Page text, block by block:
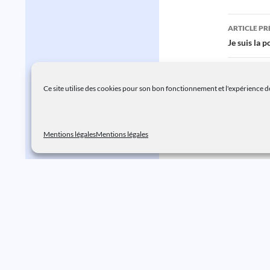
Ce site utilise des cookies pour son bon fonctionnement et l'expérience
Mentions légalesMentions légales
des
ARTICLE
Je suis la
Moi, je